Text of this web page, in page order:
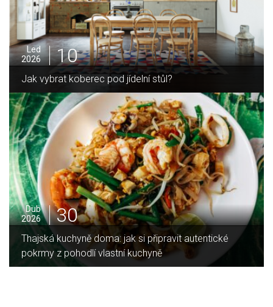
Led
2026
10
Jak vybrat koberec pod jídelní stůl?
Dub
2026
30
Thajská kuchyně doma: jak si připravit autentické
pokrmy z pohodlí vlastní kuchyně